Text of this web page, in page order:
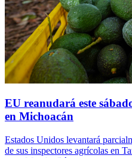
EU reanudará este
en Michoacán
Estados Unidos levantará
de sus inspectores agrícolas en